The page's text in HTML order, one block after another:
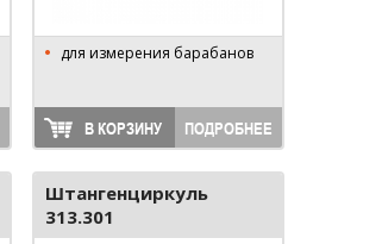
для измерения барабанов
В КОРЗИНУ ПОДРОБНЕЕ
Штангенциркуль
313.301